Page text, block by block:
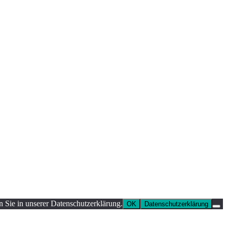
in unserer Datenschutzerklärung. OK Datenschutzerklärung